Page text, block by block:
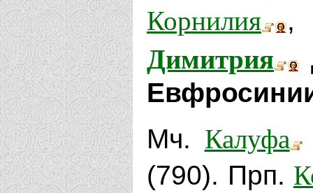
Корнилия ,
Димитрия
Мч. Калуфа
(790). Прп.